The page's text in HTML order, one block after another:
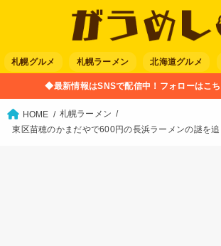
札幌グルメ 札幌ラーメン 北海道グルメ
◆最新情報はSNSで配信中！フォローはこ
HOME
札幌ラーメン
東区苗穂のかまだやで600円の長浜ラーメンの謎を追